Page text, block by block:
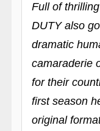
Full of
DUTY also
dramatic
camaraderie
for their
first season
original